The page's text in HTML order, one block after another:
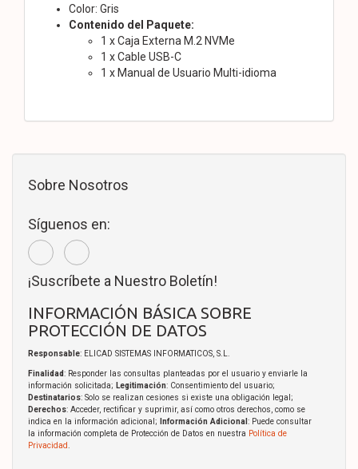
Color: Gris
Contenido del Paquete:
1 x Caja Externa M.2 NVMe
1 x Cable USB-C
1 x Manual de Usuario Multi-idioma
Sobre Nosotros
Síguenos en:
¡Suscríbete a Nuestro Boletín!
INFORMACIÓN BÁSICA SOBRE
PROTECCIÓN DE DATOS
Responsable: ELICAD SISTEMAS INFORMATICOS, S.L.
Finalidad: Responder las consultas planteadas por el usuario y enviarle la
información solicitada; Legitimación: Consentimiento del usuario;
Destinatarios: Solo se realizan cesiones si existe una obligación legal;
Derechos: Acceder, rectificar y suprimir, así como otros derechos, como se
indica en la información adicional;
Información Adicional : Puede consultar
la información completa de Protección de Datos en nuestra Política de
Privacidad